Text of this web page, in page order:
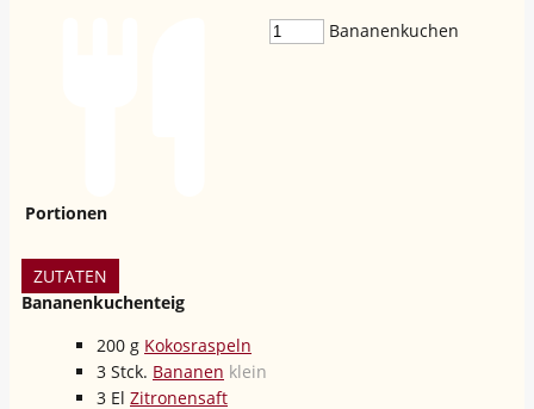
Portionen
Bananenkuchen
ZUTATEN
Bananenkuchenteig
200 g Kokosraspeln
3 Stck. Bananen klein
3 El Zitronensaft